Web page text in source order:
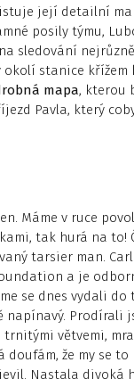
její detailní
posily týmu,
sledování
stanice
mapa, kterou
Pavla, který
Máme v ruce
tak hurá na to!
tarsier man.
a je
se dnes vydali
napínavý. Prodírali
větvemi,
že my se
Nastala divoká